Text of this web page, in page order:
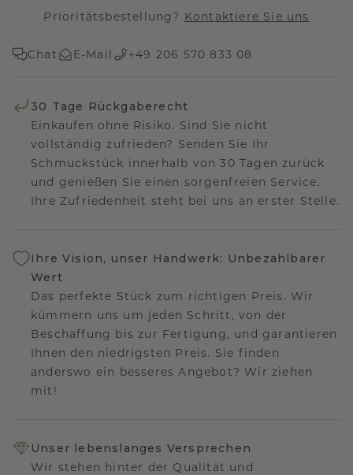
Prioritätsbestellung? Kontaktiere Sie uns
Chat E-Mail +49 206 570 833 08
30 Tage Rückgaberecht
Einkaufen ohne Risiko. Sind Sie nicht
vollständig zufrieden? Senden Sie Ihr
Schmuckstück innerhalb von 30 Tagen zurück
und genießen Sie einen sorgenfreien Service.
Ihre Zufriedenheit steht bei uns an erster Stelle.
Ihre Vision, unser Handwerk: Unbezahlbarer
Wert
Das perfekte Stück zum richtigen Preis. Wir
kümmern uns um jeden Schritt, von der
Beschaffung bis zur Fertigung, und garantieren
Ihnen den niedrigsten Preis. Sie finden
anderswo ein besseres Angebot? Wir ziehen
mit!
Unser lebenslanges Versprechen
Wir stehen hinter der Qualität und